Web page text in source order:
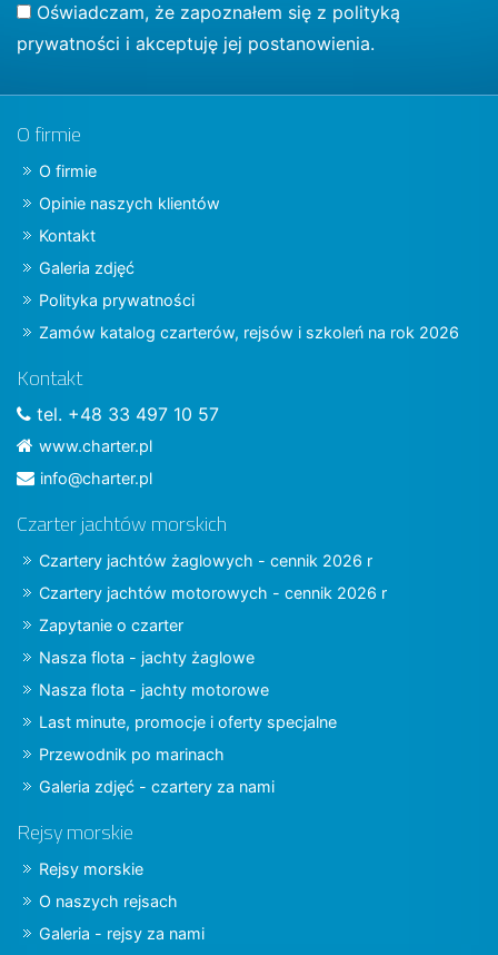
Oświadczam, że zapoznałem się z polityką
prywatności i akceptuję jej postanowienia.
O firmie
O firmie
Opinie naszych klientów
Kontakt
Galeria zdjęć
Polityka prywatności
Zamów katalog czarterów, rejsów i szkoleń na rok 2026
Kontakt
tel. +48 33 497 10 57
www.charter.pl
info@charter.pl
Czarter jachtów morskich
Czartery jachtów żaglowych - cennik 2026 r
Czartery jachtów motorowych - cennik 2026 r
Zapytanie o czarter
Nasza flota - jachty żaglowe
Nasza flota - jachty motorowe
Last minute, promocje i oferty specjalne
Przewodnik po marinach
Galeria zdjęć - czartery za nami
Rejsy morskie
Rejsy morskie
O naszych rejsach
Galeria - rejsy za nami